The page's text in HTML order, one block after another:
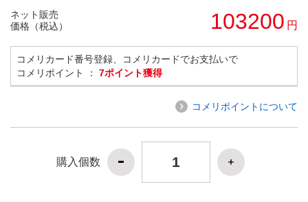
ネット販売
価格（税込）
103200 円
コメリカード番号登録、コメリカードでお支払いで
コメリポイント ： 7ポイント獲得
コメリポイントについて
購入個数